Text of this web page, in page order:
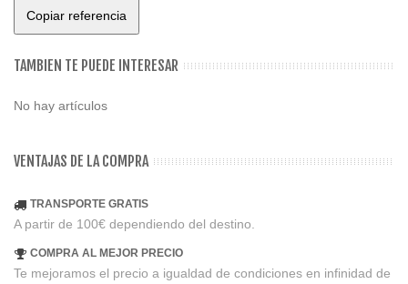
Copiar referencia
TAMBIEN TE PUEDE INTERESAR
No hay artículos
VENTAJAS DE LA COMPRA
TRANSPORTE GRATIS
A partir de 100€ dependiendo del destino.
COMPRA AL MEJOR PRECIO
Te mejoramos el precio a igualdad de condiciones en infinidad de